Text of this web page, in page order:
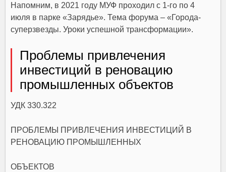
Напомним, в 2021 году МУФ проходил с 1-го по 4
июля в парке «Зарядье». Тема форума – «Города-
суперзвезды. Уроки успешной трансформации».
Проблемы привлечения
инвестиций в реновацию
промышленных объектов
УДК 330.322
ПРОБЛЕМЫ ПРИВЛЕЧЕНИЯ ИНВЕСТИЦИЙ В
РЕНОВАЦИЮ ПРОМЫШЛЕННЫХ
ОБЪЕКТОВ